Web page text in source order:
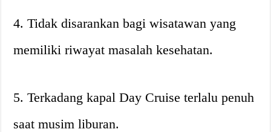
4. Tidak disarankan bagi wisatawan yang
memiliki riwayat masalah kesehatan.
5. Terkadang kapal Day Cruise terlalu penuh
saat musim liburan.